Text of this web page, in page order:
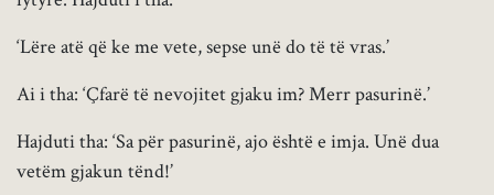
‘Lëre atë që ke me vete, sepse unë do të të vras.’
Ai i tha: ‘Çfarë të nevojitet gjaku im? Merr pasurinë.’
Hajduti tha: ‘Sa për pasurinë, ajo është e imja. Unë dua
vetëm gjakun tënd!’